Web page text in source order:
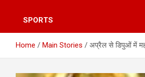
SPORTS
Home Main Stories अप्रैल से डिपुओं में